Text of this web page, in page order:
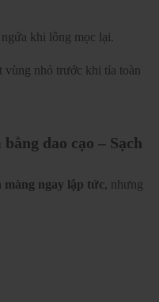
khi lông mọc lại.
vùng nhỏ trước khi tỉa toàn
dao cạo – Sạch
màng ngay lập tức, nhưng